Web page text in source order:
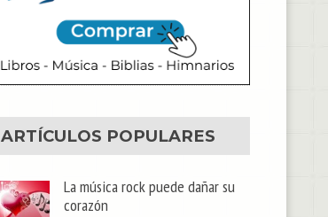
ARTÍCULOS POPULARES
La música rock puede dañar su
corazón